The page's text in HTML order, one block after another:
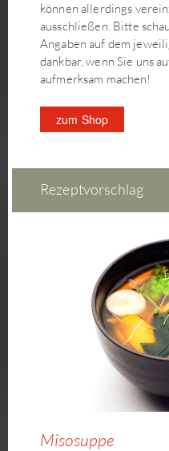
können allerdings
ausschließen. Bitte
Angaben auf dem
dankbar, wenn Sie uns
aufmerksam machen!
zum Shop
Rezeptvorschlag
Misosuppe